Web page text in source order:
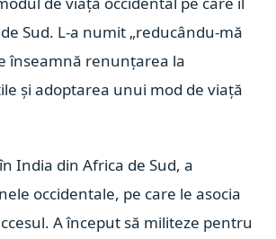
Sud. L-a numit „reducându-mă
înseamnă renunţarea la
şi adoptarea unui mod de viaţă
India din Africa de Sud, a
occidentale, pe care le asocia
A început să militeze pentru